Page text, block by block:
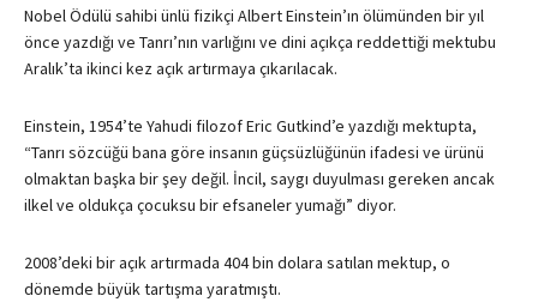
Nobel Ödülü sahibi ünlü fizikçi Albert Einstein’ın ölümünden bir yıl
önce yazdığı ve Tanrı’nın varlığını ve dini açıkça reddettiği mektubu
Aralık’ta ikinci kez açık artırmaya çıkarılacak.
Einstein, 1954’te Yahudi filozof Eric Gutkind’e yazdığı mektupta,
“Tanrı sözcüğü bana göre insanın güçsüzlüğünün ifadesi ve ürünü
olmaktan başka bir şey değil. İncil, saygı duyulması gereken ancak
ilkel ve oldukça çocuksu bir efsaneler yumağı” diyor.
2008’deki bir açık artırmada 404 bin dolara satılan mektup, o
dönemde büyük tartışma yaratmıştı.